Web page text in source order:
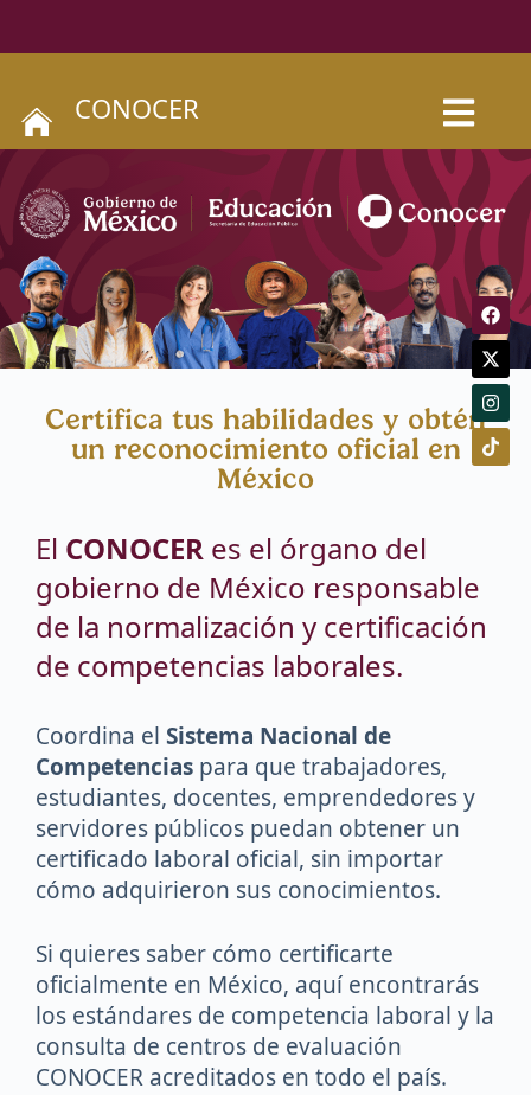
CONOCER
Certifica tus habilidades y obtén
un reconocimiento oficial en
México
El CONOCER es el órgano del
gobierno de México responsable
de la normalización y certificación
de competencias laborales.
Coordina el Sistema Nacional de
Competencias para que trabajadores,
estudiantes, docentes, emprendedores y
servidores públicos puedan obtener un
certificado laboral oficial, sin importar
cómo adquirieron sus conocimientos.
Si quieres saber cómo certificarte
oficialmente en México, aquí encontrarás
los estándares de competencia laboral y la
consulta de centros de evaluación
CONOCER acreditados en todo el país.